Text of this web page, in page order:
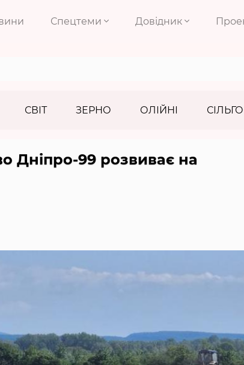
Спецтеми Довідник
СВІТ ЗЕРНО ОЛІЙНІ
Дніпро-99 розвиває на